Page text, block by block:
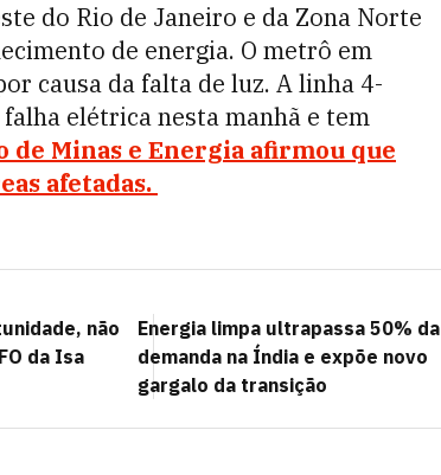
do Rio de Janeiro e da Zona Norte
de energia. O metrô em
causa da falta de luz. A linha 4-
elétrica nesta manhã e tem
Minas e Energia afirmou que
afetadas.
não
da Isa
Energia limpa ultrapassa 50% da
demanda na Índia e expõe novo
gargalo da transição